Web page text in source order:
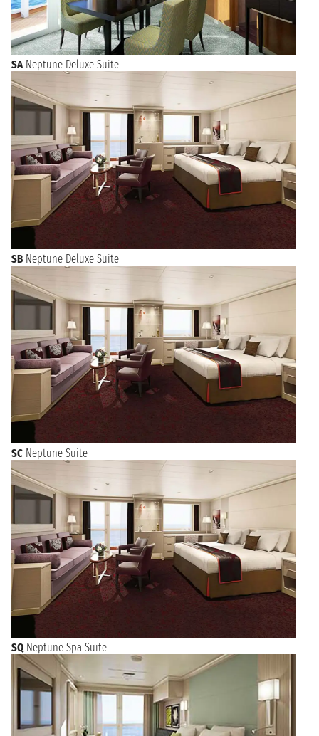
SA Neptune Deluxe Suite
SB Neptune Deluxe Suite
SC Neptune Suite
SQ Neptune Spa Suite